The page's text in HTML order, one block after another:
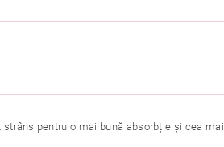
pentru o mai bună absorbție și cea mai